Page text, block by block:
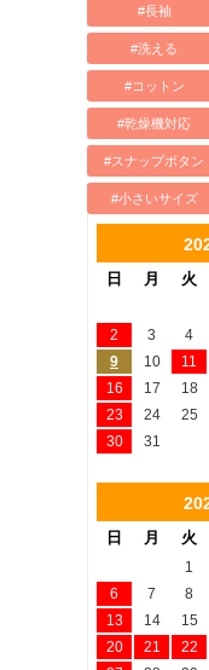
#長袖
#洗える
#コットン
#乾燥機対応
#スナップボタン
#小さいサイズ
日 月 火
2
3 4
9
10 11
16
17 18
23
24 25
30
31
日 月 火
1
6
7 8
13
14 15
20
21 22